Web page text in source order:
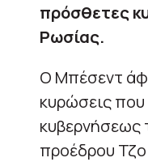
πρόσθετες
Ρωσίας.
Ο Μπέσεντ
κυρώσεις που
κυβερνήσεως
προέδρου